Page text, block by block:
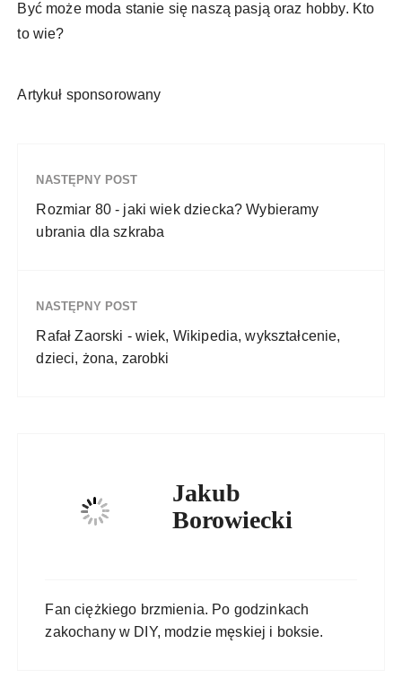
Być może moda stanie się naszą pasją oraz hobby. Kto
to wie?
Artykuł sponsorowany
NASTĘPNY POST
Rozmiar 80 - jaki wiek dziecka? Wybieramy
ubrania dla szkraba
NASTĘPNY POST
Rafał Zaorski - wiek, Wikipedia, wykształcenie,
dzieci, żona, zarobki
Jakub
Borowiecki
Fan ciężkiego brzmienia. Po godzinkach
zakochany w DIY, modzie męskiej i boksie.